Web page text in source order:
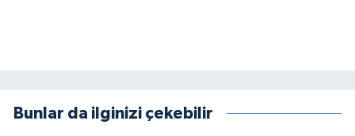
Bunlar da ilginizi çekebilir